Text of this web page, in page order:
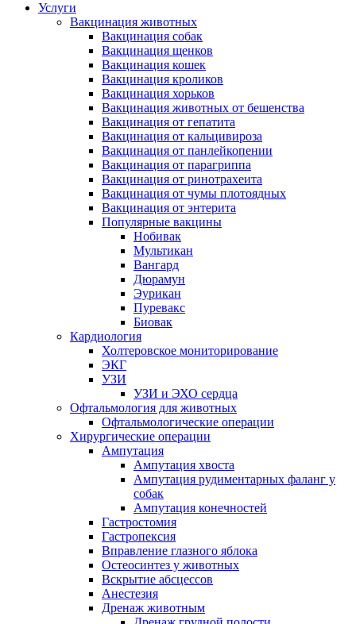
Услуги
Вакцинация животных
Вакцинация собак
Вакцинация щенков
Вакцинация кошек
Вакцинация кроликов
Вакцинация хорьков
Вакцинация животных от бешенства
Вакцинация от гепатита
Вакцинация от кальцивироза
Вакцинация от панлейкопении
Вакцинация от парагриппа
Вакцинация от ринотрахеита
Вакцинация от чумы плотоядных
Вакцинация от энтерита
Популярные вакцины
Нобивак
Мультикан
Вангард
Дюрамун
Эурикан
Пуревакс
Биовак
Кардиология
Холтеровское мониторирование
ЭКГ
УЗИ
УЗИ и ЭХО сердца
Офтальмология для животных
Офтальмологические операции
Хирургические операции
Ампутация
Ампутация хвоста
Ампутация рудиментарных фаланг у
собак
Ампутация конечностей
Гастростомия
Гастропексия
Вправление глазного яблока
Остеосинтез у животных
Вскрытие абсцессов
Анестезия
Дренаж животным